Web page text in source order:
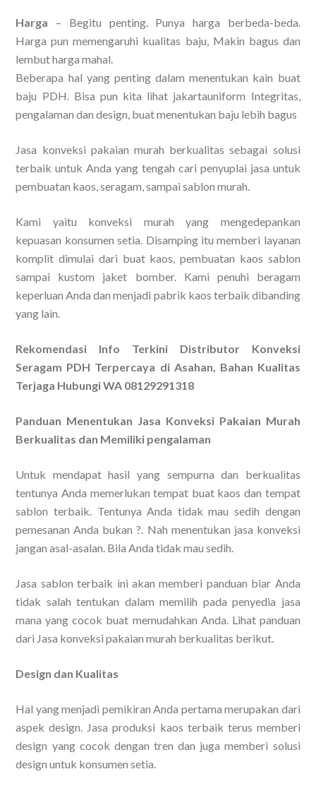
Harga – Begitu penting. Punya harga berbeda-beda.
Harga pun memengaruhi kualitas baju, Makin bagus dan
lembut harga mahal.
Beberapa hal yang penting dalam menentukan kain buat
baju PDH. Bisa pun kita lihat jakartauniform Integritas,
pengalaman dan design, buat menentukan baju lebih bagus
Jasa konveksi pakaian murah berkualitas sebagai solusi
terbaik untuk Anda yang tengah cari penyuplai jasa untuk
pembuatan kaos, seragam, sampai sablon murah.
Kami yaitu konveksi murah yang mengedepankan
kepuasan konsumen setia. Disamping itu memberi layanan
komplit dimulai dari buat kaos, pembuatan kaos sablon
sampai kustom jaket bomber. Kami penuhi beragam
keperluan Anda dan menjadi pabrik kaos terbaik dibanding
yang lain.
Rekomendasi Info Terkini Distributor Konveksi
Seragam PDH Terpercaya di Asahan, Bahan Kualitas
Terjaga Hubungi WA 08129291318
Panduan Menentukan Jasa Konveksi Pakaian Murah
Berkualitas dan Memiliki pengalaman
Untuk mendapat hasil yang sempurna dan berkualitas
tentunya Anda memerlukan tempat buat kaos dan tempat
sablon terbaik. Tentunya Anda tidak mau sedih dengan
pemesanan Anda bukan ?. Nah menentukan jasa konveksi
jangan asal-asalan. Bila Anda tidak mau sedih.
Jasa sablon terbaik ini akan memberi panduan biar Anda
tidak salah tentukan dalam memilih pada penyedia jasa
mana yang cocok buat memudahkan Anda. Lihat panduan
dari Jasa konveksi pakaian murah berkualitas berikut.
Design dan Kualitas
Hal yang menjadi pemikiran Anda pertama merupakan dari
aspek design. Jasa produksi kaos terbaik terus memberi
design yang cocok dengan tren dan juga memberi solusi
design untuk konsumen setia.